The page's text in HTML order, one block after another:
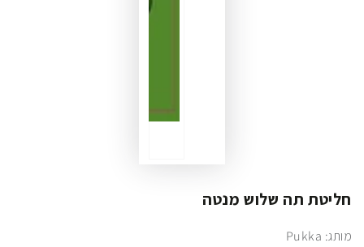
חליטת תה שלוש מנטה
מותג: Pukka